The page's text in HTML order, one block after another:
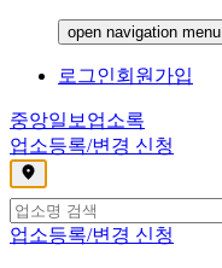
open navigation menu
로그인회원가입
중앙일보 업소록
업소등록/변경 신청
,
업소등록/변경 신청